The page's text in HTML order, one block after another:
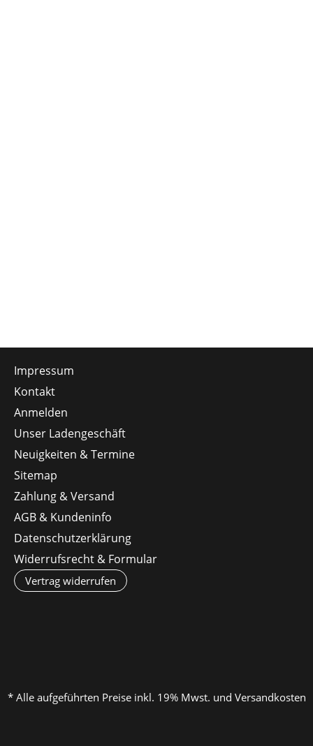
Impressum
Kontakt
Anmelden
Unser Ladengeschäft
Neuigkeiten & Termine
Sitemap
Zahlung & Versand
AGB & Kundeninfo
Datenschutzerklärung
Widerrufsrecht & Formular
Vertrag widerrufen
* Alle aufgeführten Preise inkl. 19% Mwst. und Versandkosten